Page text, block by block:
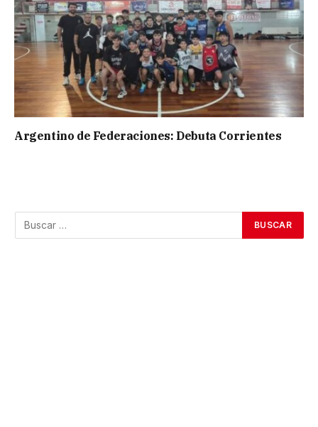
Argentino de Federaciones: Debuta Corrientes